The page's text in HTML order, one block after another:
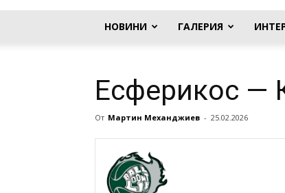
НОВИНИ ГАЛЕРИЯ
Есферикос —
От Мартин Механджиев - 25.02.2026